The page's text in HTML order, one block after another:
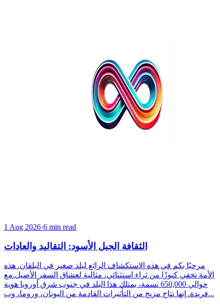
1 Aug 2026·6 min read
الثقافة الجبل الأسود: التقاليد والعادات
مرحبًا بكم في هذه الاستكشاف الرائع لبلد صغير في البلقان. هذه
الأمة تخفي كنوزًا من ثراء استثنائي، مثالية لعشاق السفر الأصيل.مع
حوالي 650,000 نسمة، يمتلك هذا البلد في جنوب شرق أوروبا هوية
فريدة. إنها نتاج مزيج من التأثيرات القادمة من اليونان، وروما، وب...